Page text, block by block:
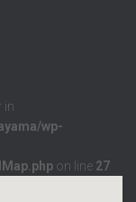
in
wp-
on line 27